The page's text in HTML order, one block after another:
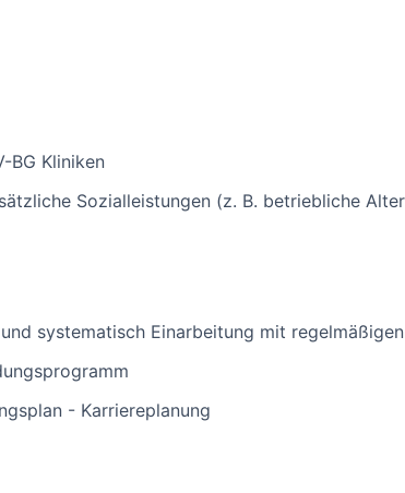
BG Kliniken
Sozialleistungen (z. B. betriebliche
systematisch Einarbeitung mit
- Karriereplanung